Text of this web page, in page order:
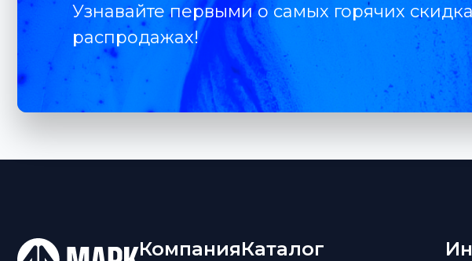
Узнавайте первыми о самых горячих
распродажах!
КомпанияКаталог